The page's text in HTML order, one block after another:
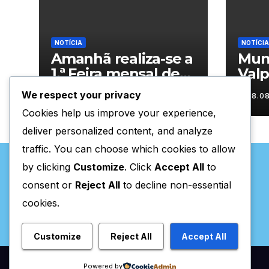
NOTÍCIA
Amanhã realiza-se a
1.ª Feira mensal de
Sonim
08.08.2026
NOTÍCIA
Valpaços Online
We respect your privacy
Cookies help us improve your experience,
deliver personalized content, and analyze
traffic. You can choose which cookies to allow
by clicking Customize. Click Accept All to
consent or Reject All to decline non-essential
cookies.
Customize Reject All Accept All
Powered by